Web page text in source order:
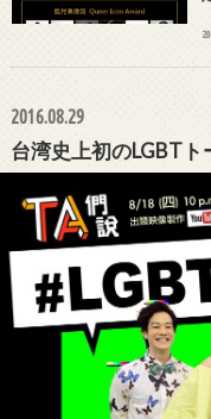
2016.08.29
台湾史上初のLGBTト